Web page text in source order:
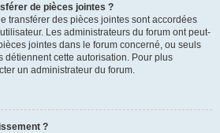
de pièces jointes ?
transférer des pièces jointes sont accordées
Les administrateurs du forum ont peut-
jointes dans le forum concerné, ou seuls
détiennent cette autorisation. Pour plus
un administrateur du forum.
?